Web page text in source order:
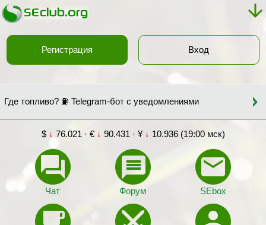
Регистрация Вход
Где топливо? ⛽ Telegram-бот с уведомлениями
$ ↓ 76.021 · € ↓ 90.431 · ¥ ↓ 10.936 (19:00 мск)
Чат Форум SEbox